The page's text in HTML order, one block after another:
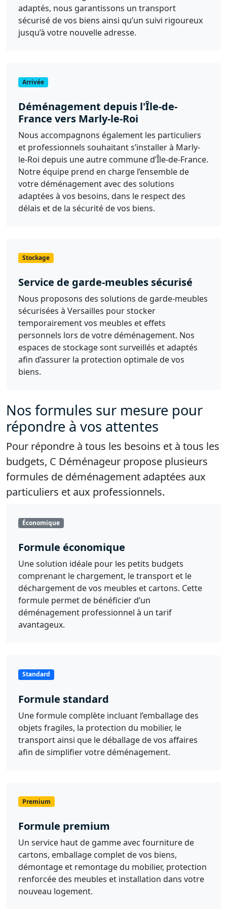
adaptés, nous garantissons un transport
sécurisé de vos biens ainsi qu’un suivi rigoureux
jusqu’à votre nouvelle adresse.
Arrivée
Déménagement depuis l'Île-de-
France vers Marly-le-Roi
Nous accompagnons également les particuliers
et professionnels souhaitant s’installer à Marly-
le-Roi depuis une autre commune d’Île-de-France.
Notre équipe prend en charge l’ensemble de
votre déménagement avec des solutions
adaptées à vos besoins, dans le respect des
délais et de la sécurité de vos biens.
Stockage
Service de garde-meubles sécurisé
Nous proposons des solutions de garde-meubles
sécurisées à Versailles pour stocker
temporairement vos meubles et effets
personnels lors de votre déménagement. Nos
espaces de stockage sont surveillés et adaptés
afin d’assurer la protection optimale de vos
biens.
Nos formules sur mesure pour
répondre à vos attentes
Pour répondre à tous les besoins et à tous les
budgets, C Déménageur propose plusieurs
formules de déménagement adaptées aux
particuliers et aux professionnels.
Économique
Formule économique
Une solution idéale pour les petits budgets
comprenant le chargement, le transport et le
déchargement de vos meubles et cartons. Cette
formule permet de bénéficier d’un
déménagement professionnel à un tarif
avantageux.
Standard
Formule standard
Une formule complète incluant l’emballage des
objets fragiles, la protection du mobilier, le
transport ainsi que le déballage de vos affaires
afin de simplifier votre déménagement.
Premium
Formule premium
Un service haut de gamme avec fourniture de
cartons, emballage complet de vos biens,
démontage et remontage du mobilier, protection
renforcée des meubles et installation dans votre
nouveau logement.